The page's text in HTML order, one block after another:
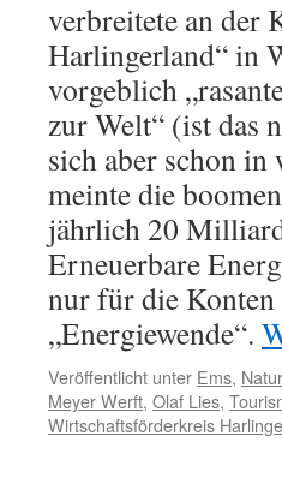
verbreitete an der
Harlingerland“ in
vorgeblich
zur Welt“ (ist das
sich aber schon in
meinte die
jährlich 20
Erneuerbare
nur für die Konten
„Energiewende“.
Veröffentlicht unter Ems,
Meyer Werft, Olaf Lies,
Wirtschaftsförderkreis